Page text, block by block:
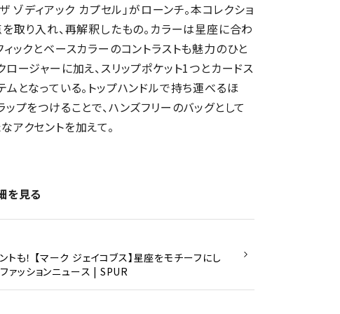
ゾディアック カプセル」がローンチ。本コレクショ
を取り入れ、再解釈したもの。カラーは星座に合わ
ックとベースカラーのコントラストも魅力のひと
ージャーに加え、スリップポケット1つとカードス
となっている。トップハンドルで持ち運べるほ
プをつけることで、ハンズフリーのバッグとして
アクセントを加えて。
を見る
も！ 【マーク ジェイコブス】星座をモチーフにし
ァッションニュース | SPUR